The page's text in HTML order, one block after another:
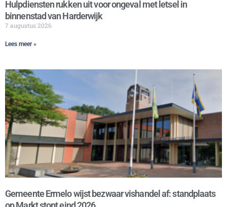
Hulpdiensten rukken uit voor ongeval met letsel in
binnenstad van Harderwijk
7 augustus 2026
Lees meer »
Gemeente Ermelo wijst bezwaar vishandel af: standplaats